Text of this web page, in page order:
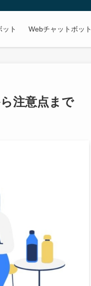
ト Webチャットボット
注意点まで